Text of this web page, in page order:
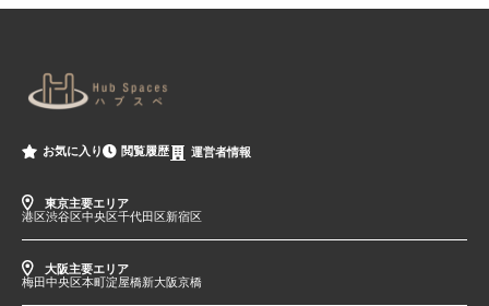
お気に入り 閲覧履歴 運営者情報
東京主要エリア
港区渋谷区中央区千代田区新宿区
大阪主要エリア
梅田中央区本町淀屋橋新大阪京橋